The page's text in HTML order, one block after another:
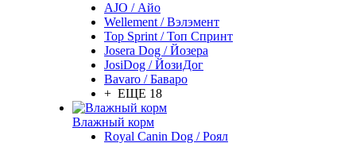
AJO / Айо
Wellement / Вэлэмент
Top Sprint / Топ Спринт
Josera Dog / Йозера
JosiDog / ЙозиДог
Bavaro / Баваро
+ ЕЩЕ 18
Влажный корм
Royal Canin Dog / Роял